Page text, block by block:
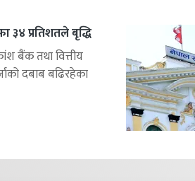
३४ प्रतिशतले बृद्धि
बैंक तथा वित्तीय
दबाब बढिरहेका